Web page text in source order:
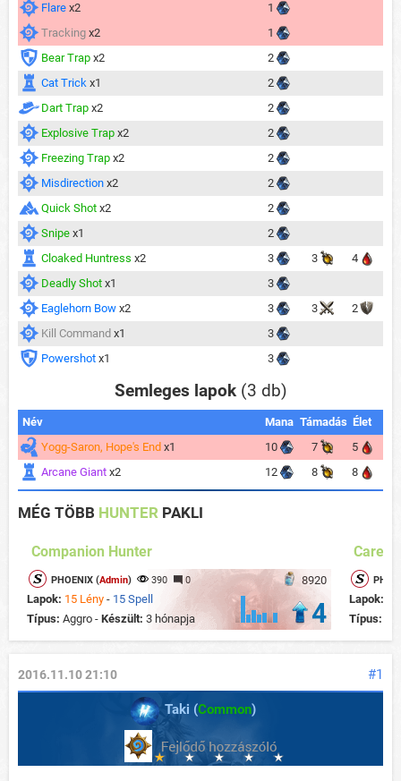
Flare x2
1
Tracking x2
1
Bear Trap x2
2
Cat Trick x1
2
Dart Trap x2
2
Explosive Trap x2
2
Freezing Trap x2
2
Misdirection x2
2
Quick Shot x2
2
Snipe x1
2
Cloaked Huntress x2 3 3
4
Deadly Shot x1
3
Eaglehorn Bow x2 3 3
2
Kill Command x1
3
Powershot x1 3
Semleges lapok (3 db)
Név Mana Támadás Élet
Yogg-Saron, Hope's End x1 10 7
5
Arcane Giant x2 12 8 8
MÉG TÖBB HUNTER PAKLI
Companion Hunter
8920
PHOENIX (Admin) 390 0
Lapok: 15 Lény - 15 Spell
Típus: Aggro - Készült: 3 hónapja 4 Lapok:
Típus:
#1
2016.11.10 21:10
Taki (Common)